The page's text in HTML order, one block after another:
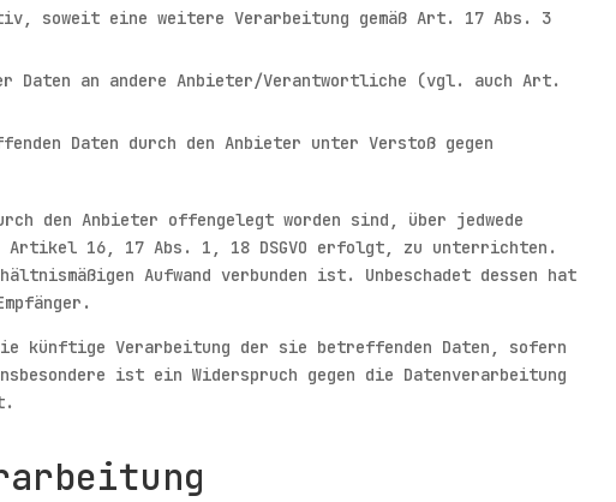
soweit eine weitere Verarbeitung gemäß Art. 17 Abs. 3
an andere Anbieter/Verantwortliche (vgl. auch Art.
Daten durch den Anbieter unter Verstoß gegen
den Anbieter offengelegt worden sind, über jedwede
Artikel 16, 17 Abs. 1, 18 DSGVO erfolgt, zu unterrichten.
Aufwand verbunden ist. Unbeschadet dessen hat
künftige Verarbeitung der sie betreffenden Daten, sofern
ist ein Widerspruch gegen die Datenverarbeitung